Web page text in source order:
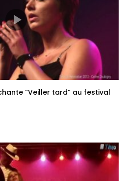
“Veiller tard” au festival